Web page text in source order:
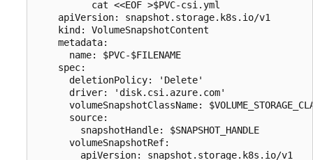
          cat <<EOF >$PVC-csi.yml
    apiVersion: snapshot.storage.k8s.io/v1
    kind: VolumeSnapshotContent
    metadata:
      name: $PVC-$FILENAME
    spec:
      deletionPolicy: 'Delete'
      driver: 'disk.csi.azure.com'
volumeSnapshotClassName:
      source:
        snapshotHandle: $SNAPSHOT_HANDLE
      volumeSnapshotRef:
        apiVersion: snapshot.storage.k8s.io/v1